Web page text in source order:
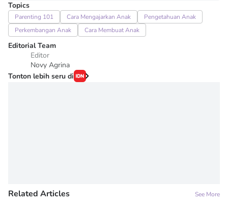
Topics
Parenting 101 Cara Mengajarkan Anak
Pengetahuan Anak
Perkembangan Anak
Cara Membuat Anak
Editorial Team
Editor
Novy Agrina
Tonton lebih seru di
Related Articles See More